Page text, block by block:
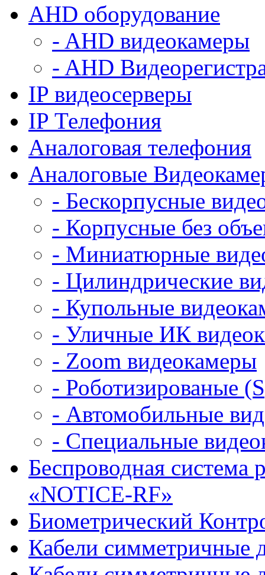
AHD оборудование
- AHD видеокамеры
- AHD
IP видеосерверы
IP Телефония
Аналоговая телефония
Аналоговые
- Бескорпусные
- Корпусные без
- Миниатюрные
- Цилиндрические
- Купольные
- Уличные ИК
- Zoom видеокамеры
- Роботизированые
- Автомобильные
- Специальные
Беспроводная система
«NOTICE-RF»
Биометрический
Кабели симметричные